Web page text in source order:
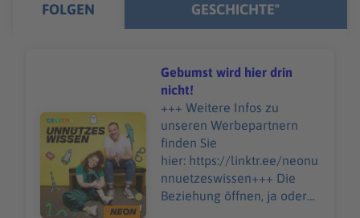
FOLGEN
GESCHICHTE"
Audiotitel - Gebumst wird hier drin nicht!
Gebumst wird hier drin
nicht!
+++ Weitere Infos zu
unseren Werbepartnern
finden Sie
hier: https://linktr.ee/neonu
nnuetzeswissen+++ Die
Beziehung öffnen, ja oder